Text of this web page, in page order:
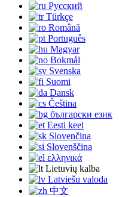
Русский
Türkçe
Română
Português
Magyar
Bokmål
Svenska
Suomi
Dansk
Čeština
български език
Eesti keel
Slovenčina
Slovenščina
ελληνικά
Lietuvių kalba
Latviešu valoda
中文